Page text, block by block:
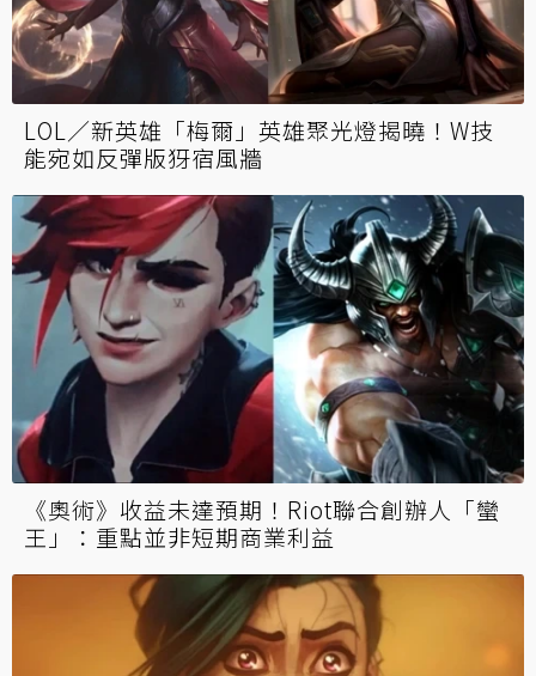
LOL／新英雄「梅爾」英雄聚光燈揭曉！W技
能宛如反彈版犽宿風牆
《奧術》收益未達預期！Riot聯合創辦人「蠻
王」：重點並非短期商業利益